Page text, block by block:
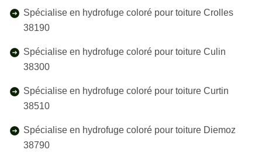
Spécialise en hydrofuge coloré pour toiture Crolles
38190
Spécialise en hydrofuge coloré pour toiture Culin
38300
Spécialise en hydrofuge coloré pour toiture Curtin
38510
Spécialise en hydrofuge coloré pour toiture Diemoz
38790